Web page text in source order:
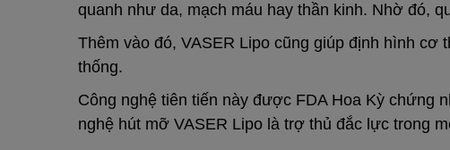
quanh như da, mạch máu hay thần kinh. Nhờ đó,
Thêm vào đó, VASER Lipo cũng giúp định hình
thống.
Công nghệ tiên tiến này được FDA Hoa Kỳ chứng
nghệ hút mỡ VASER Lipo là trợ thủ đắc lực trong